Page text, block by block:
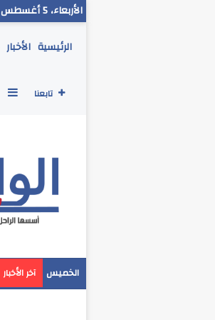
الأربعاء، 5 أغسطس 2026 10:45 م
الرئيسية الأخبار
تابعنا
الخميس آخر الأخبار